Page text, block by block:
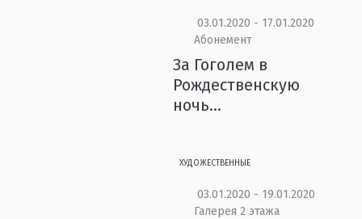
03.01.2020 - 17.01.2020
Абонемент
За Гоголем в
Рождественскую
ночь...
ХУДОЖЕСТВЕННЫЕ
03.01.2020 - 19.01.2020
Галерея 2 этажа